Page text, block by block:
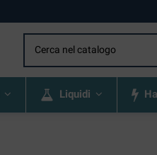
Liquidi